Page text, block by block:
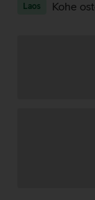
Laos Kohe